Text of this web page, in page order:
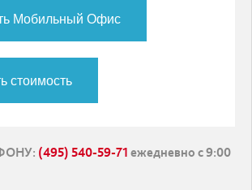
Мобильный Офис
стоимость
: (495) 540-59-71 ежедневно с 9:00